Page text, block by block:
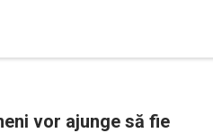
vor ajunge să fie